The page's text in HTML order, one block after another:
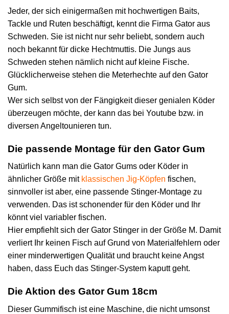
Jeder, der sich einigermaßen mit hochwertigen Baits,
Tackle und Ruten beschäftigt, kennt die Firma Gator aus
Schweden. Sie ist nicht nur sehr beliebt, sondern auch
noch bekannt für dicke Hechtmuttis. Die Jungs aus
Schweden stehen nämlich nicht auf kleine Fische.
Glücklicherweise stehen die Meterhechte auf den Gator
Gum.
Wer sich selbst von der Fängigkeit dieser genialen Köder
überzeugen möchte, der kann das bei Youtube bzw. in
diversen Angeltounieren tun.
Die passende Montage für den Gator Gum
Natürlich kann man die Gator Gums oder Köder in
ähnlicher Größe mit klassischen Jig-Köpfen fischen,
sinnvoller ist aber, eine passende Stinger-Montage zu
verwenden. Das ist schonender für den Köder und Ihr
könnt viel variabler fischen.
Hier empfiehlt sich der Gator Stinger in der Größe M. Damit
verliert Ihr keinen Fisch auf Grund von Materialfehlern oder
einer minderwertigen Qualität und braucht keine Angst
haben, dass Euch das Stinger-System kaputt geht.
Die Aktion des Gator Gum 18cm
Dieser Gummifisch ist eine Maschine, die nicht umsonst